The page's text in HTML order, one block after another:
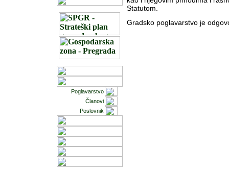
Poglavarstvo
Članovi
Poslovnik
Statutom.
Gradsko poglavarstvo je